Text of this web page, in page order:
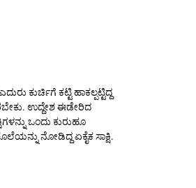
ಕುರ್ಚಿಗೆ ಕಟ್ಟಿ ಹಾಕಲ್ಪಟ್ಟಿದ್ದ
ಉದ್ದೇಶ ಈಡೇರಿದ
ಒಂದು ಕುರುಹೂ
ನೋಡಿದ್ದ ಏಕೈಕ ಸಾಕ್ಷಿ.